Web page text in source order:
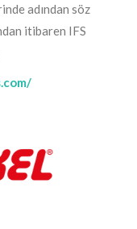
adından söz
itibaren IFS